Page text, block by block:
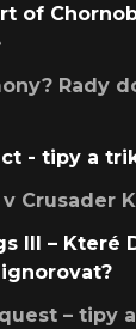
of
Rady
- tipy a
Crusader
III – Které
– tipy